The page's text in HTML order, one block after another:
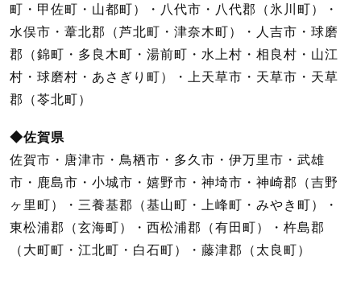
町・甲佐町・山都町）・八代市・八代郡（氷川町）・
水俣市・葦北郡（芦北町・津奈木町）・人吉市・球磨
郡（錦町・多良木町・湯前町・水上村・相良村・山江
村・球磨村・あさぎり町）・上天草市・天草市・天草
郡（苓北町）
◆佐賀県
佐賀市・唐津市・鳥栖市・多久市・伊万里市・武雄
市・鹿島市・小城市・嬉野市・神埼市・神崎郡（吉野
ヶ里町）・三養基郡（基山町・上峰町・みやき町）・
東松浦郡（玄海町）・西松浦郡（有田町）・杵島郡
（大町町・江北町・白石町）・藤津郡（太良町）